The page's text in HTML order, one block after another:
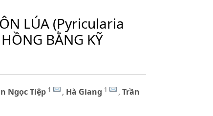
LÚA (Pyricularia
BẰNG KỸ
Ngọc Tiệp 1 , Hà Giang 1 ,Trần